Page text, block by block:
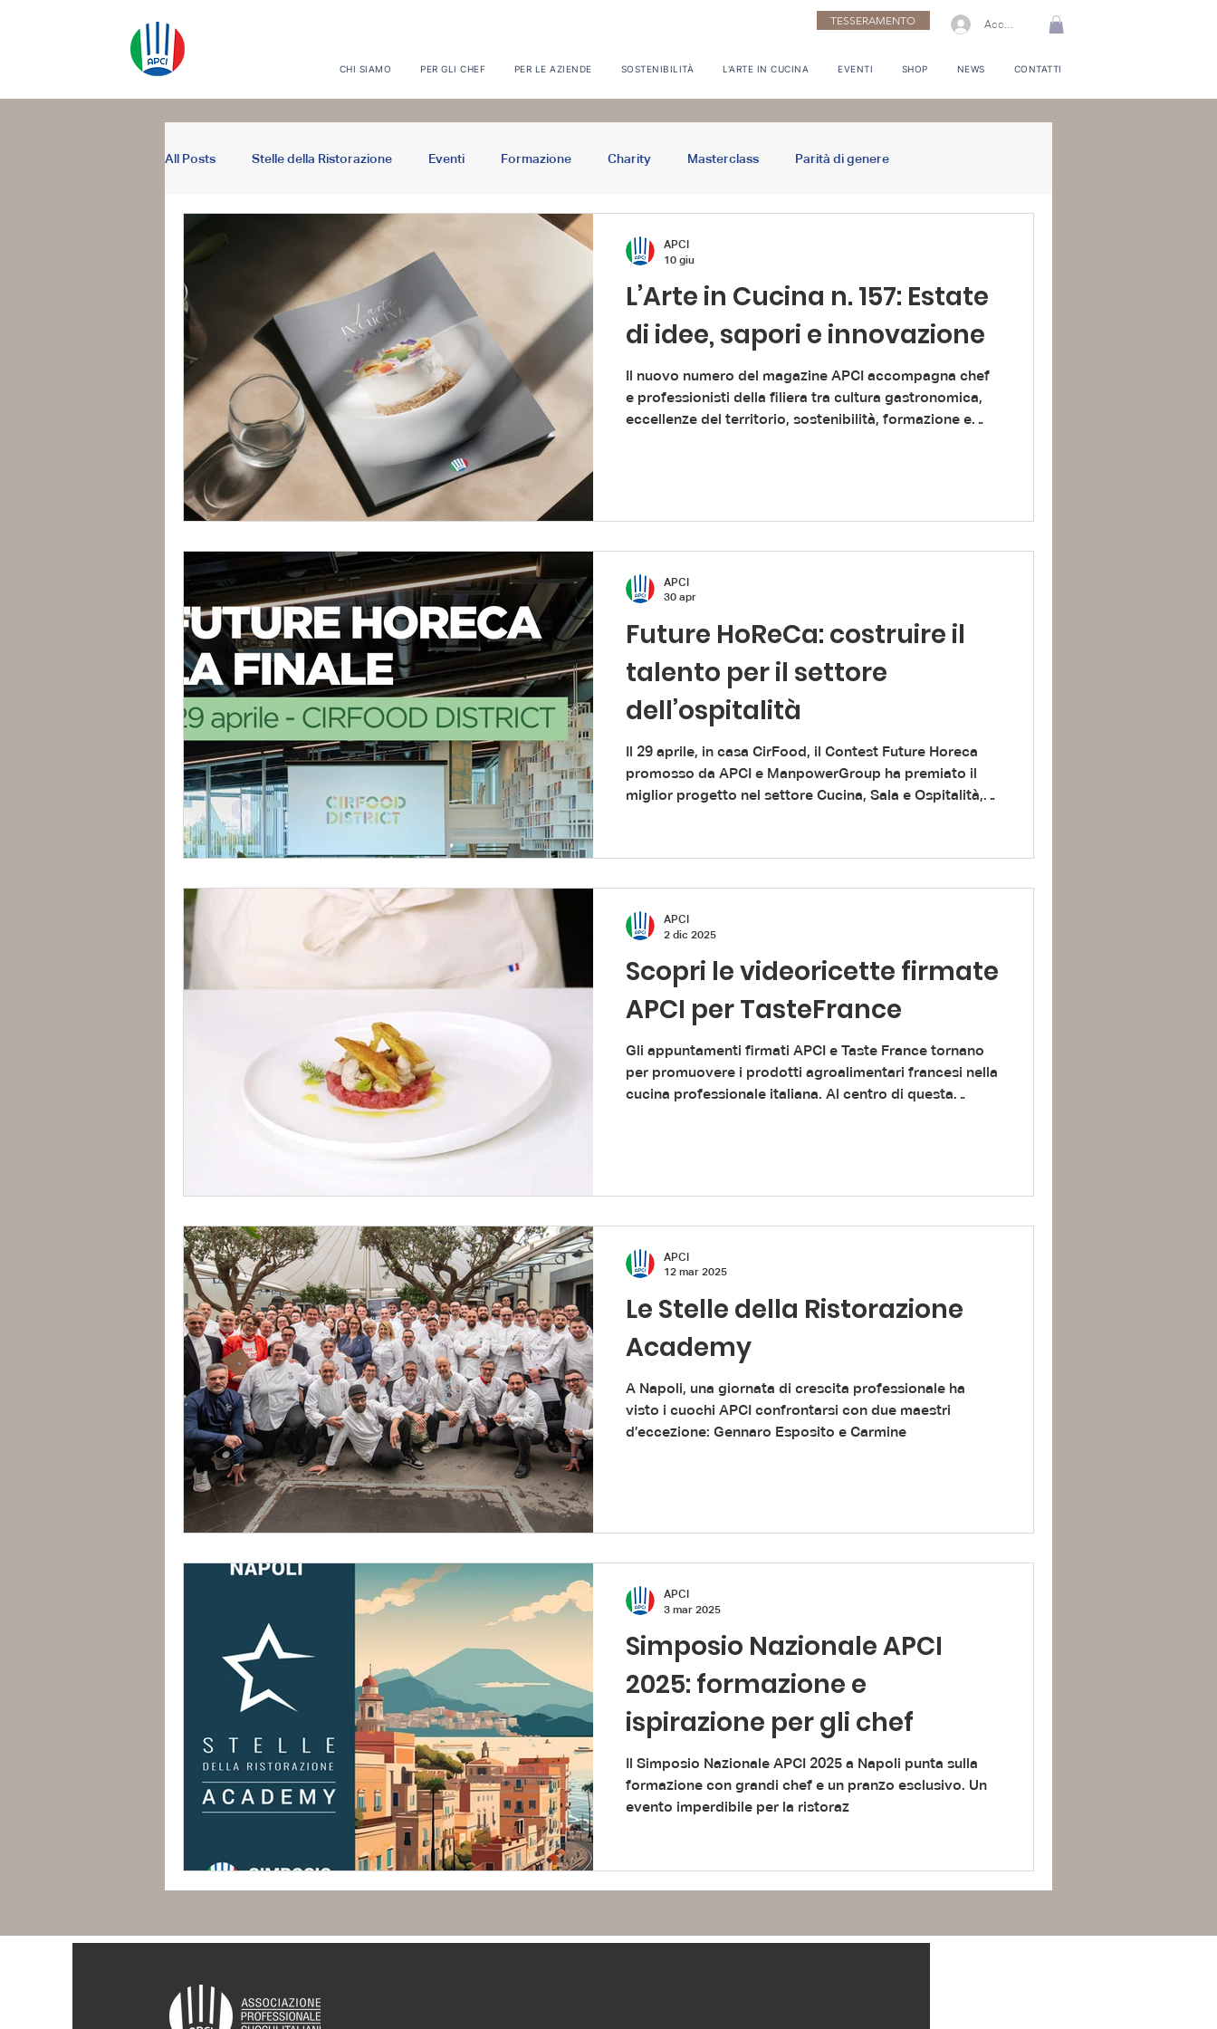
TESSERAMENTO Accedi
CHI SIAMO PER GLI CHEF PER LE AZIENDE SOSTENIBILITÀ L'ARTE IN CUCINA EVENTI SHOP NEWS CONTATTI
All Posts Stelle della Ristorazione Eventi Formazione Charity Masterclass Parità di genere
Arte in Cucina Fiere
L’Arte in Cucina n. 157: Estate
di idee, sapori e innovazione
Il nuovo numero del magazine APCI accompagna chef
e professionisti della filiera tra cultura gastronomica,
eccellenze del territorio, sostenibilità, formazione e
APCI
10 giu
Future HoReCa: costruire il
talento per il settore
dell’ospitalità
Il 29 aprile, in casa CirFood, il Contest Future Horeca
promosso da APCI e ManpowerGroup ha premiato il
miglior progetto nel settore Cucina, Sala e Ospitalità,
nella categoria Cucina IISS “Tommaso Fiore”, nella
APCI
30 apr
Scopri le videoricette firmate
APCI per TasteFrance
Gli appuntamenti firmati APCI e Taste France tornano
per promuovere i prodotti agroalimentari francesi nella
cucina professionale italiana.​ Al centro di questa
tradizione.
APCI
2 dic 2025
Le Stelle della Ristorazione
Academy
A Napoli, una giornata di crescita professionale ha
visto i cuochi APCI confrontarsi con due maestri
d’eccezione: Gennaro Esposito e Carmine
APCI
12 mar 2025
Simposio Nazionale APCI
2025: formazione e
ispirazione per gli chef
Il Simposio Nazionale APCI 2025 a Napoli punta sulla
formazione con grandi chef e un pranzo esclusivo. Un
evento imperdibile per la ristoraz
APCI
3 mar 2025